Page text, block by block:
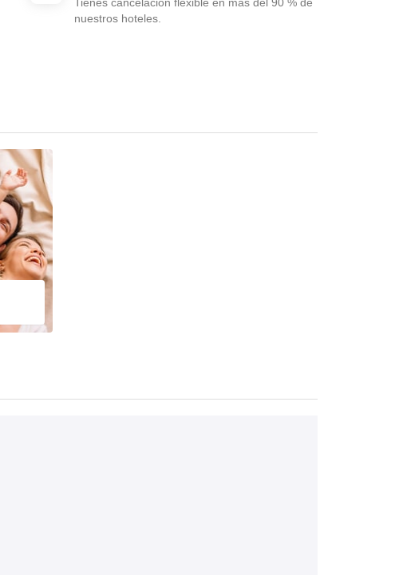
Tienes cancelación flexible en más del 90 % de
nuestros hoteles.